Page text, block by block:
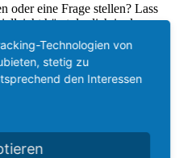
oder eine Frage stellen? Lass
hörst du dich in der
Technologien von
stetig zu
den Interessen